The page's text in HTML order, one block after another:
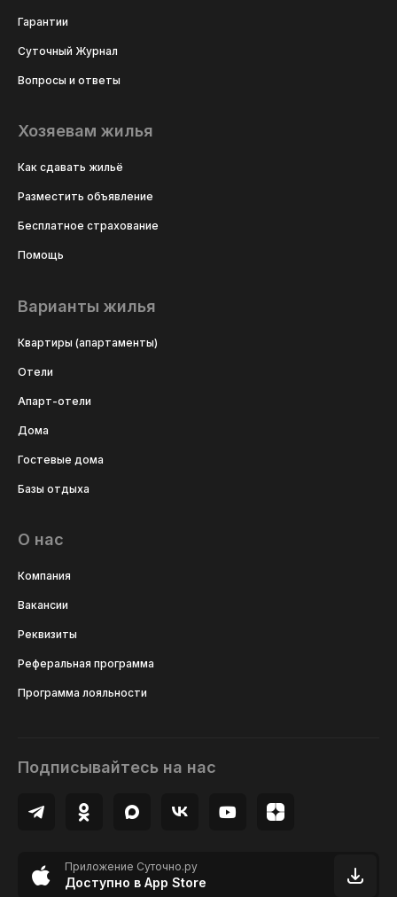
Гарантии
Суточный Журнал
Вопросы и ответы
Хозяевам жилья
Как сдавать жильё
Разместить объявление
Бесплатное страхование
Помощь
Варианты жилья
Квартиры (апартаменты)
Отели
Апарт-отели
Дома
Гостевые дома
Базы отдыха
О нас
Компания
Вакансии
Реквизиты
Реферальная программа
Программа лояльности
Подписывайтесь на нас
Приложение Суточно.ру
Доступно в App Store